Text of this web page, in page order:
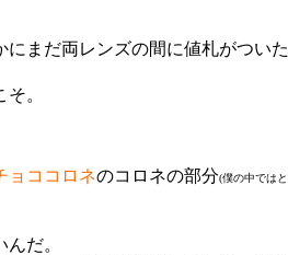
まだ両レンズの間に値札がつ
。
ョココロネのコロネの部分(僕の中では
だ。